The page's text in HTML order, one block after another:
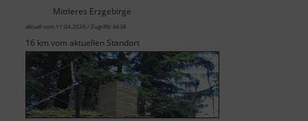
Mittleres Erzgebirge
aktuell vom 11.04.2026 / Zugriffe: 8638
16 km vom aktuellen Standort